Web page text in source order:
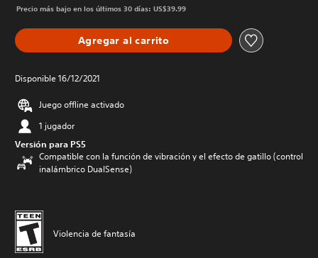
Precio más bajo en los últimos 30 días: US$39.99
Agregar al carrito
Disponible 16/12/2021
Juego offline activado
1 jugador
Versión para PS5
Compatible con la función de vibración y el efecto de gatillo (control
inalámbrico DualSense)
Violencia de fantasía